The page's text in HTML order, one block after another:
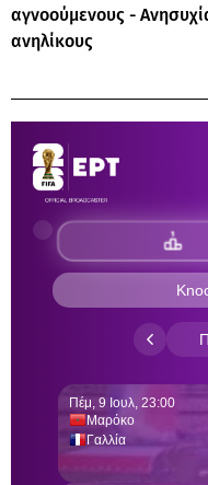
αγνοούμενους -
ανηλίκους